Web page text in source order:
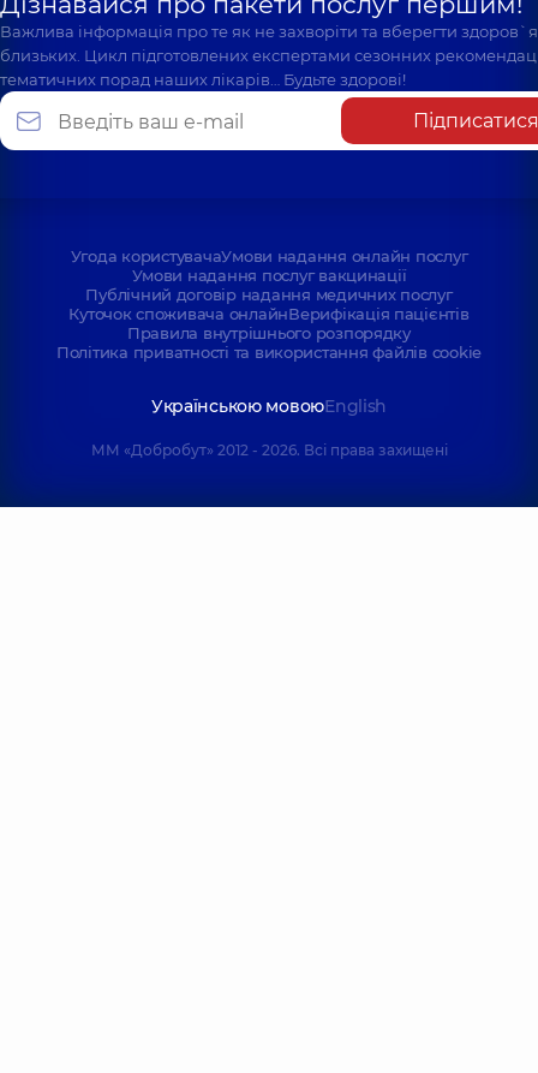
Важлива інформація про те як не захворіти та вберегти
близьких. Цикл підготовлених експертами сезонних
тематичних порад наших лікарів… Будьте здорові!
Підписатися
Угода користувачаУмови надання онлайн послуг
Умови надання послуг вакцинації
Публічний договір надання медичних послуг
Куточок споживача онлайнВерифікація пацієнтів
Правила внутрішнього розпорядку
Політика приватності та використання файлів cookie
Українською мовоюEnglish
ММ «Добробут» 2012 - 2026. Всі права захищені